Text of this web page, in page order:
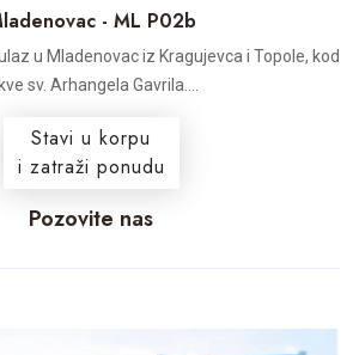
- ML P02b
u Mladenovac iz Kragujevca i Topole, kod
sv. Arhangela Gavrila....
Stavi u korpu
i zatraži ponudu
Pozovite nas